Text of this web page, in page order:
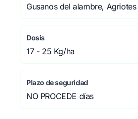
Gusanos del alambre,
Dosis
17 - 25 Kg/ha
Plazo de seguridad
NO PROCEDE días